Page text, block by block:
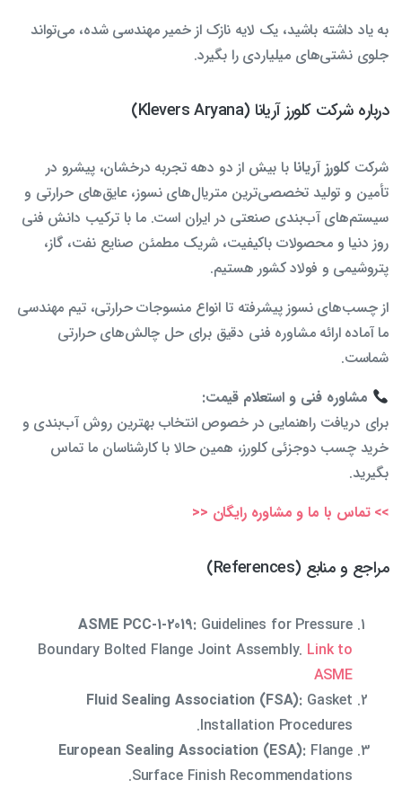
به یاد داشته باشید، یک لایه نازک از خمیر مهندسی شده، می‌تواند
جلوی نشتی‌های میلیاردی را بگیرد.
درباره شرکت کلورز آریانا (Klevers Aryana)
شرکتکلورز آریانا با بیش از دو دهه تجربه درخشان، پیشرو در
تأمین و تولید تخصصی‌ترین متریال‌های نسوز، عایق‌های حرارتی و
سیستم‌های آب‌بندی صنعتی در ایران است. ما با ترکیب دانش فنی
روز دنیا و محصولات باکیفیت، شریک مطمئن صنایع نفت، گاز،
پتروشیمی و فولاد کشور هستیم.
از چسب‌های نسوز پیشرفته تا انواع منسوجات حرارتی، تیم مهندسی
ما آماده ارائه مشاوره فنی دقیق برای حل چالش‌های حرارتی
شماست.
مشاوره فنی و استعلام قیمت:
برای دریافت راهنمایی در خصوص انتخاب بهترین روش آب‌بندی و
خرید چسب دوجزئی کلورز، همین حالا با کارشناسان ما تماس
بگیرید.
>> تماس با ما و مشاوره رایگان <<
مراجع و منابع (References)
ASME PCC-1-2019:Guidelines for Pressure
Boundary Bolted Flange Joint Assembly. Link to
ASME
Fluid Sealing Association (FSA): Gasket
Installation Procedures.
European Sealing Association (ESA): Flange
Surface Finish Recommendations.